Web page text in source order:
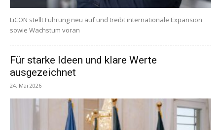
LiCON stellt Führung neu auf und treibt internationale Expansion
sowie Wachstum voran
Für starke Ideen und klare Werte
ausgezeichnet
24. Mai 2026